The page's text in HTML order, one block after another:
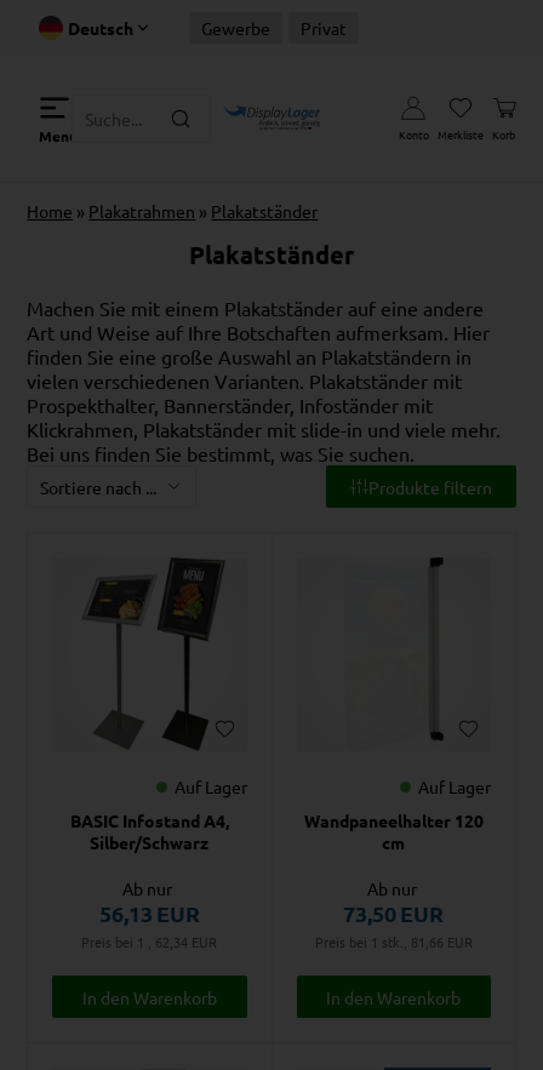
Deutsch Gewerbe Privat
Menu Konto Merkliste Korb
Home » Plakatrahmen » Plakatständer
Plakatständer
Machen Sie mit einem Plakatständer auf eine andere
Art und Weise auf Ihre Botschaften aufmerksam. Hier
finden Sie eine große Auswahl an Plakatständern in
vielen verschiedenen Varianten. Plakatständer mit
Prospekthalter, Bannerständer, Infoständer mit
Klickrahmen, Plakatständer mit slide-in und viele mehr.
Bei uns finden Sie bestimmt, was Sie suchen.
Produkte filtern
Auf Lager
BASIC Infostand A4,
Silber/Schwarz
Ab nur
56,13 EUR
Preis bei 1 , 62,34 EUR
Auf Lager
Wandpaneelhalter 120
cm
Ab nur
73,50EUR
Preis bei 1 stk., 81,66 EUR